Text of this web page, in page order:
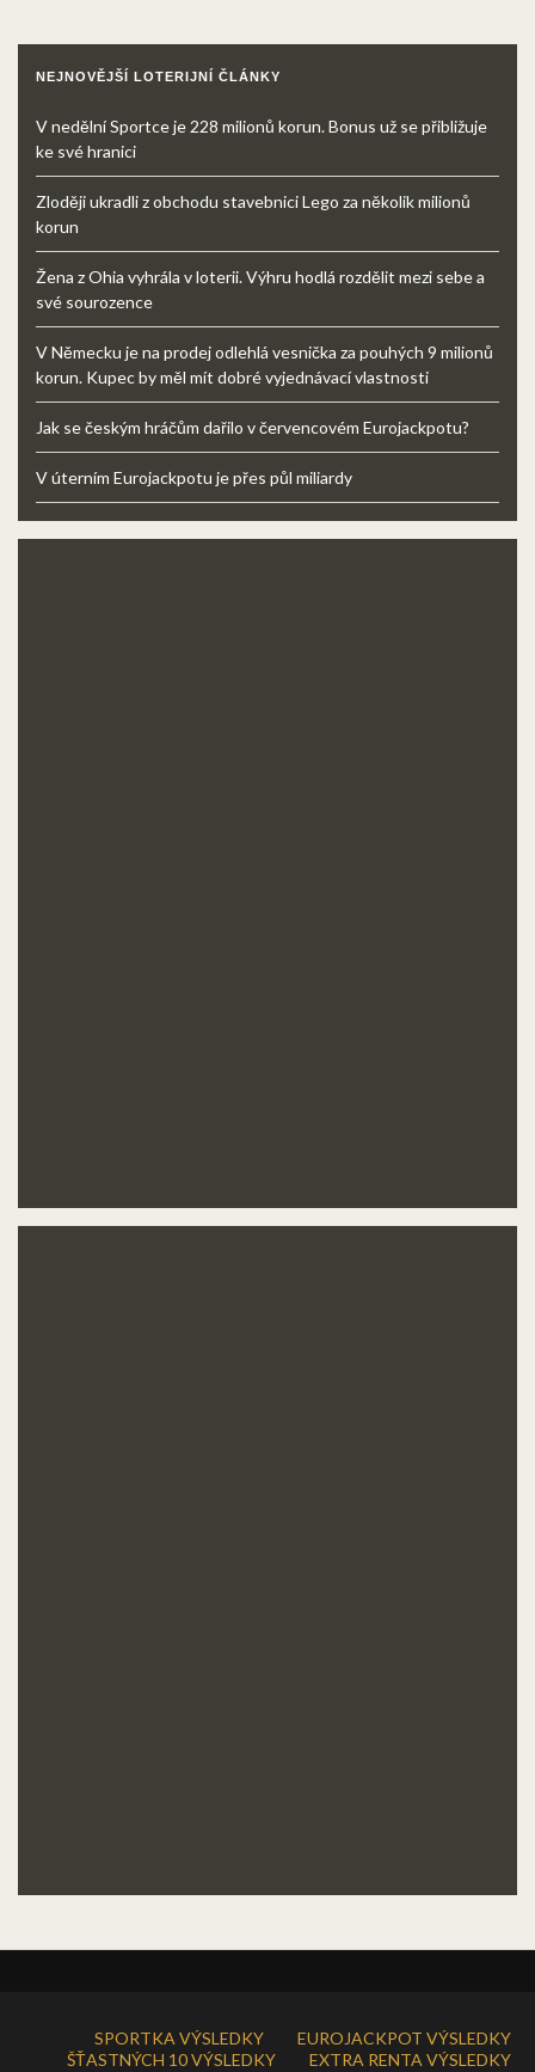
NEJNOVĚJŠÍ LOTERIJNÍ ČLÁNKY
V nedělní Sportce je 228 milionů korun. Bonus už se přibližuje
ke své hranici
Zloději ukradli z obchodu stavebnici Lego za několik milionů
korun
Žena z Ohia vyhrála v loterii. Výhru hodlá rozdělit mezi sebe a
své sourozence
V Německu je na prodej odlehlá vesnička za pouhých 9 milionů
korun. Kupec by měl mít dobré vyjednávací vlastnosti
Jak se českým hráčům dařilo v červencovém Eurojackpotu?
V úterním Eurojackpotu je přes půl miliardy
SPORTKA VÝSLEDKY
EUROJACKPOT VÝSLEDKY
ŠŤASTNÝCH 10 VÝSLEDKY
EXTRA RENTA VÝSLEDKY